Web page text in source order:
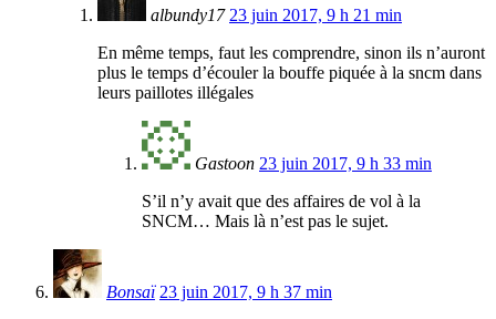
albundy17 23 juin 2017, 9 h 21 min
En même temps, faut les comprendre, sinon ils n’auront
plus le temps d’écouler la bouffe piquée à la sncm dans
leurs paillotes illégales
Gastoon 23 juin 2017, 9 h 33 min
S’il n’y avait que des affaires de vol à la
SNCM… Mais là n’est pas le sujet.
Bonsaï 23 juin 2017, 9 h 37 min